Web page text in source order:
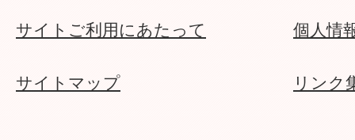
サイトご利用にあたって 個人情
サイトマップ リンク